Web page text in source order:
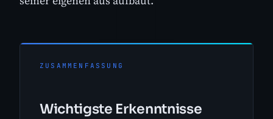
ZUSAMMENFASSUNG
Wichtigste Erkenntnisse